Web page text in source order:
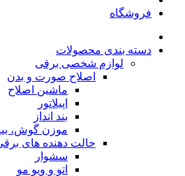
فروشگاه
دسته بندی محصولات
لوازم شخصی برقی
اصلاح صورت و بدن
ماشین اصلاح
اپیلاتور
بند انداز
موزن گوش،
حالت دهنده های
سشوار
اتو و ویو مو